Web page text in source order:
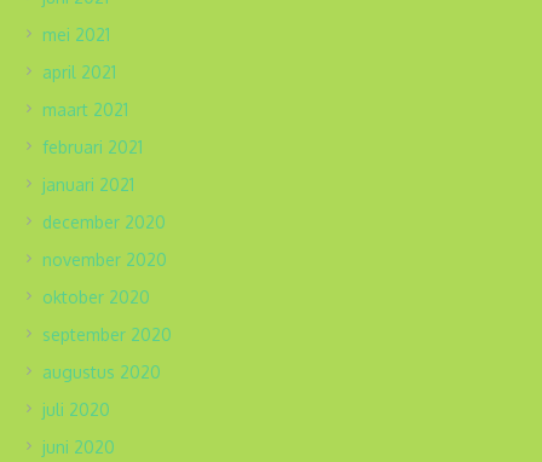
mei 2021
april 2021
maart 2021
februari 2021
januari 2021
december 2020
november 2020
oktober 2020
september 2020
augustus 2020
juli 2020
juni 2020